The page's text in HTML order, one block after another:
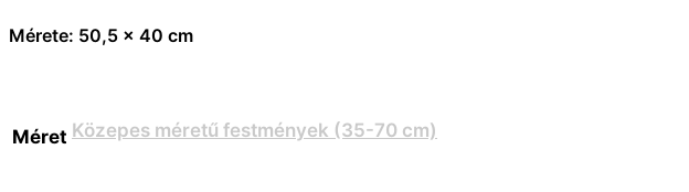
Mérete: 50,5 x 40 cm
Méret Közepes méretű festmények (35-70 cm)